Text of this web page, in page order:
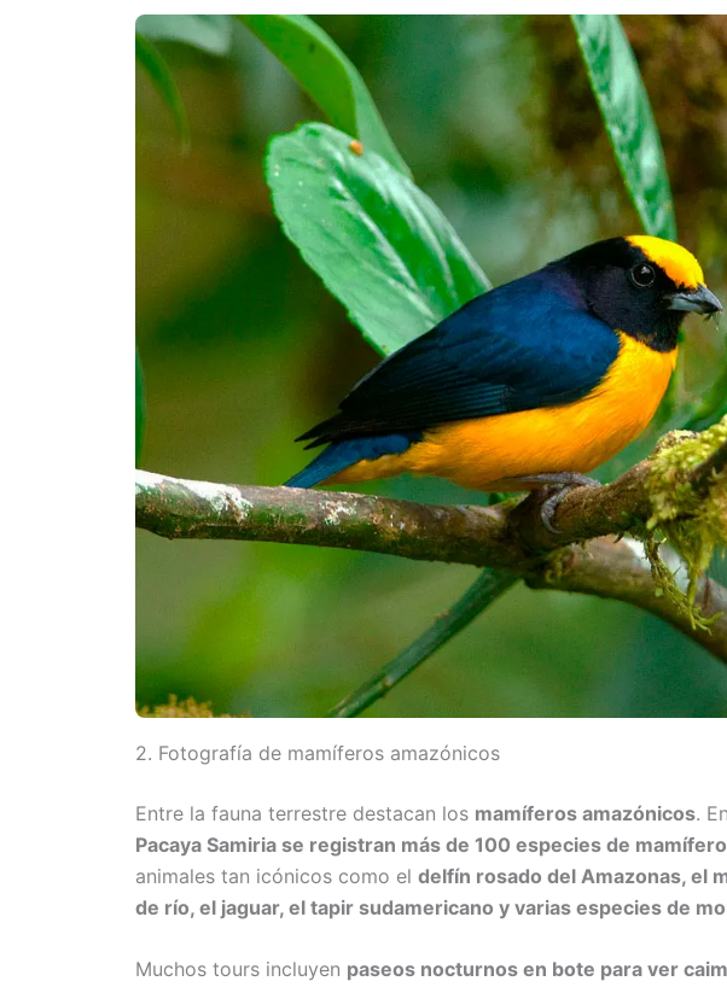
2. Fotografía de mamíferos amazónicos
Entre la fauna terrestre destacan los mamíferos amazónicos.
Pacaya Samiria se registran más de 100 especies de
animales tan icónicos como el delfín rosado del Amazonas, el
de río, el jaguar, el tapir sudamericano y varias especies de
Muchos tours incluyen paseos nocturnos en bote para ver